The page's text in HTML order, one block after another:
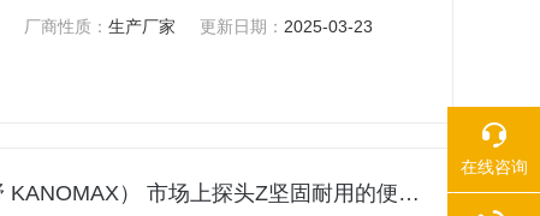
厂商性质：生产厂家 更新日期： 2025-03-23
KA31热式风速仪（日本加野 KANOMAX） 市场上探头Z坚固耐用的便携式风速仪
在线咨询